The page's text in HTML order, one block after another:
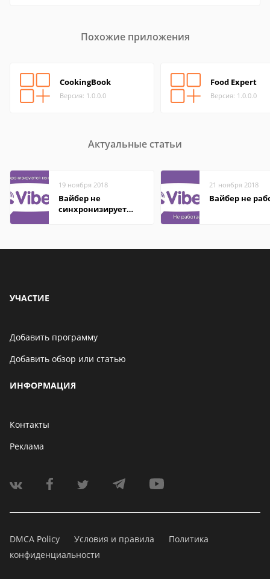
Похожие приложения
CookingBook
Версия: 1.0.0.0
Food Expert
Версия: 1.0.0.0
Актуальные статьи
19 ноября 2018
Вайбер не
синхронизирует
21 ноября 2018
Вайбер не
УЧАСТИЕ
Добавить программу
Добавить обзор или статью
ИНФОРМАЦИЯ
Контакты
Реклама
DMCA Policy Условия и правила
Политика
конфиденциальности